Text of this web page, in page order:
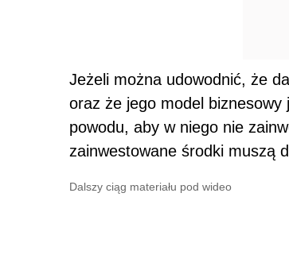
Jeżeli można udowodnić, że
oraz że jego model biznesowy
powodu, aby w niego nie
zainwestowane środki muszą
Dalszy ciąg materiału pod wideo